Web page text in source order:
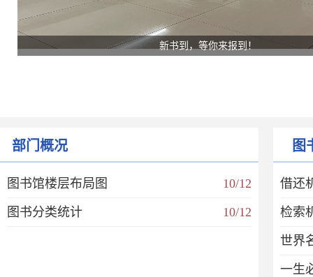
新书到，等你来报到！
部门概况
10/12
图书馆楼层布局图
10/12
图书分类统计
图
借还
检索
世界
一生